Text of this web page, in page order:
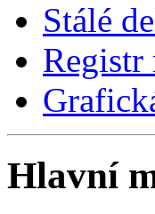
Stálé
Hlavní